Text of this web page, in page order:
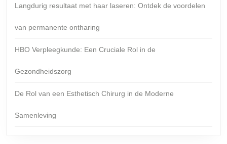
Langdurig resultaat met haar laseren: Ontdek de voordelen
van permanente ontharing
HBO Verpleegkunde: Een Cruciale Rol in de
Gezondheidszorg
De Rol van een Esthetisch Chirurg in de Moderne
Samenleving